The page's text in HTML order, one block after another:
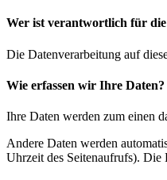
Wer ist verantwortlich für die
Die Datenverarbeitung auf
Wie erfassen wir Ihre Daten?
Ihre Daten werden zum einen
Andere Daten werden
Uhrzeit des Seitenaufrufs). Die